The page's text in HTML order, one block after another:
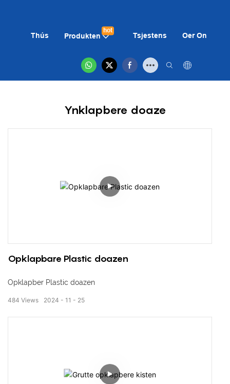
Thús Produkten
hot
Tsjestens Oer On
Ynklapbere doaze
Opklapbare Plastic doazen
Opklapber Plastic doazen
2024 11 25
484 Views